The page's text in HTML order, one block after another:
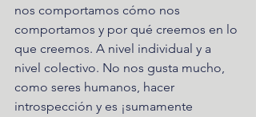
nos comportamos cómo nos
comportamos y por qué creemos en lo
que creemos. A nivel individual y a
nivel colectivo. No nos gusta mucho,
como seres humanos, hacer
introspección y es ¡sumamente